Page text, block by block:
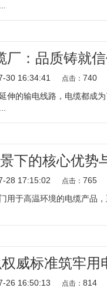
厂：品质铸就
30 16:34:41 点击： 740
伸的输电线路，电缆都成
下的核心优势
28 17:15:02 点击： 765
于高温环境的电缆产品
威标准筑牢用
26 16:50:13 点击： 814